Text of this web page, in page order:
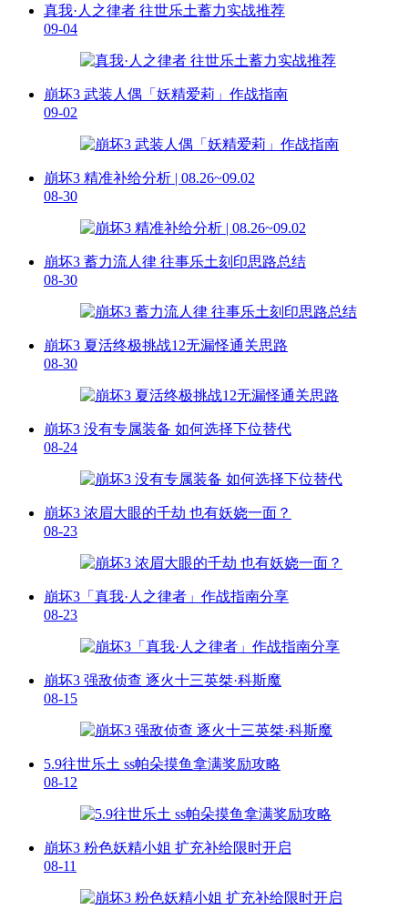
真我·人之律者 往世乐土蓄力实战推荐
09-04
崩坏3 武装人偶「妖精爱莉」作战指南
09-02
崩坏3 精准补给分析 | 08.26~09.02
08-30
崩坏3 蓄力流人律 往事乐土刻印思路总结
08-30
崩坏3 夏活终极挑战12无漏怪通关思路
08-30
崩坏3 没有专属装备 如何选择下位替代
08-24
崩坏3 浓眉大眼的千劫 也有妖娆一面？
08-23
崩坏3「真我·人之律者」作战指南分享
08-23
崩坏3 强敌侦查 逐火十三英桀·科斯魔
08-15
5.9往世乐土 ss帕朵摸鱼拿满奖励攻略
08-12
崩坏3 粉色妖精小姐 扩充补给限时开启
08-11